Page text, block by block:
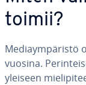
toimii?
Me­diaym­pä­ris­tö
vuosina.
yleiseen